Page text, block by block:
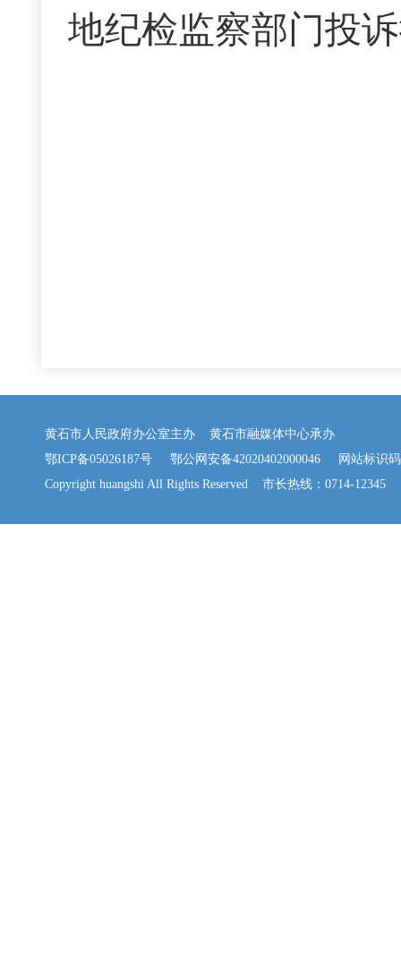
地纪检监察部门投
黄石市人民政府办公室主办 黄石市融媒体中心承办
鄂ICP备05026187号
鄂公网安备42020402000046 网站标识码
Copyright huangshi All Rights Reserved 市长热线：0714-12345